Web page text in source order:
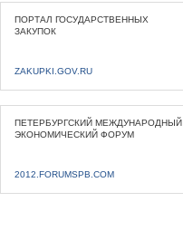
ПОРТАЛ ГОСУДАРСТВЕННЫХ
ЗАКУПОК
ZAKUPKI.GOV.RU
ПЕТЕРБУРГСКИЙ МЕЖДУНАРОДНЫЙ
ЭКОНОМИЧЕСКИЙ ФОРУМ
2012.FORUMSPB.COM